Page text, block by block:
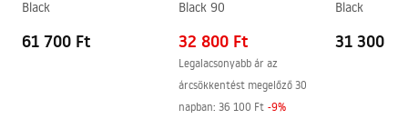
Profilok kivitele
fekete
A profilok állítása
985 - 1005 mm
Tömítékkészlet a csomagban
Igen
Igen
Black
61 700 Ft
Black 90
32 800 Ft
Legalacsonyabb ár az
árcsökkentést megelőző 30
napban: 36 100 Ft -9%
Black
31 300 Ft